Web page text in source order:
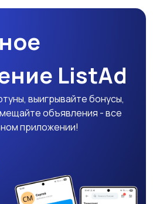
ListAd
выигрывайте бонусы,
объявления - все
приложении!